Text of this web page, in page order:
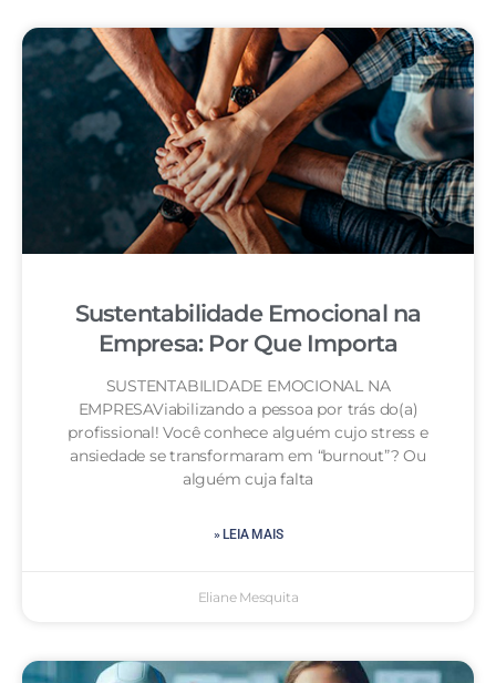
Sustentabilidade Emocional na
Empresa: Por Que Importa
SUSTENTABILIDADE EMOCIONAL NA
EMPRESAViabilizando a pessoa por trás do(a)
profissional! Você conhece alguém cujo stress e
ansiedade se transformaram em “burnout”? Ou
alguém cuja falta
» LEIA MAIS
Eliane Mesquita